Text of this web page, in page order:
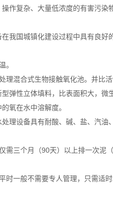
作复杂、大量低浓度的有害污染
我国城镇化建设过程中具有良好
。
混合式生物接触氧化池。并比
弹性立体填料，比表面积大，微
氧在水中溶解度。
设备具有耐酸、碱、盐、汽油、
三个月（90天）以上排一次泥
一般不需要专人管理，只需适